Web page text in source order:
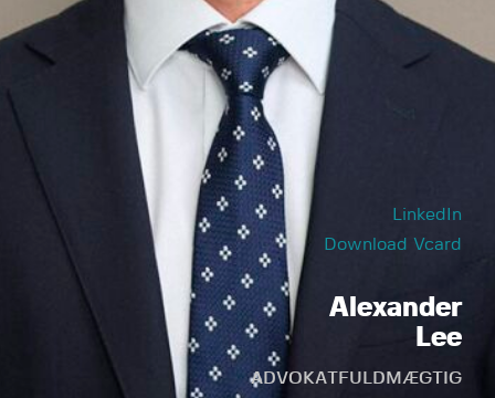
LinkedIn
Download Vcard
Alexander
Lee
ADVOKATFULDMÆGTIG